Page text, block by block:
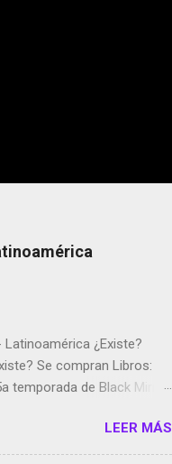
¿Existe?
Se compran Libros:
temporada de Black Mirror
la red social Riddley
regaña a los que usan
LEER MÁS